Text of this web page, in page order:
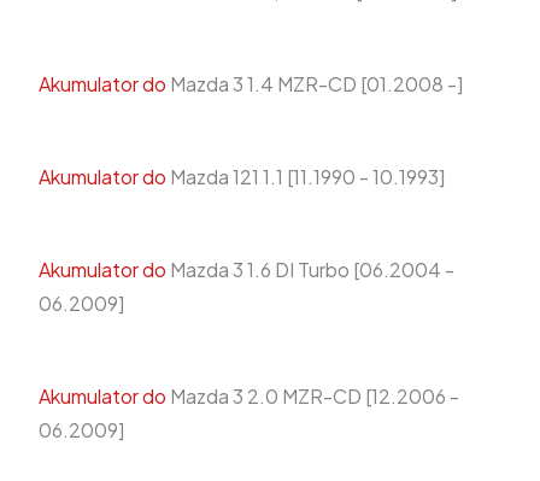
Akumulator do Mazda 3 1.4 MZR-CD [01.2008 -]
Akumulator do Mazda 121 1.1 [11.1990 - 10.1993]
Akumulator do Mazda 3 1.6 DI Turbo [06.2004 -
06.2009]
Akumulator do Mazda 3 2.0 MZR-CD [12.2006 -
06.2009]